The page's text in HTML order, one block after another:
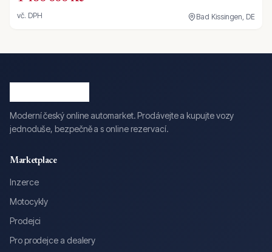
vč. DPH Bad Kissingen, DE
Moderní český online automarket. Prodávejte a kupujte vozy
jednoduše, bezpečně a s online rezervací.
Marketplace
Inzerce
Motocykly
Prodejci
Pro prodejce a dealery